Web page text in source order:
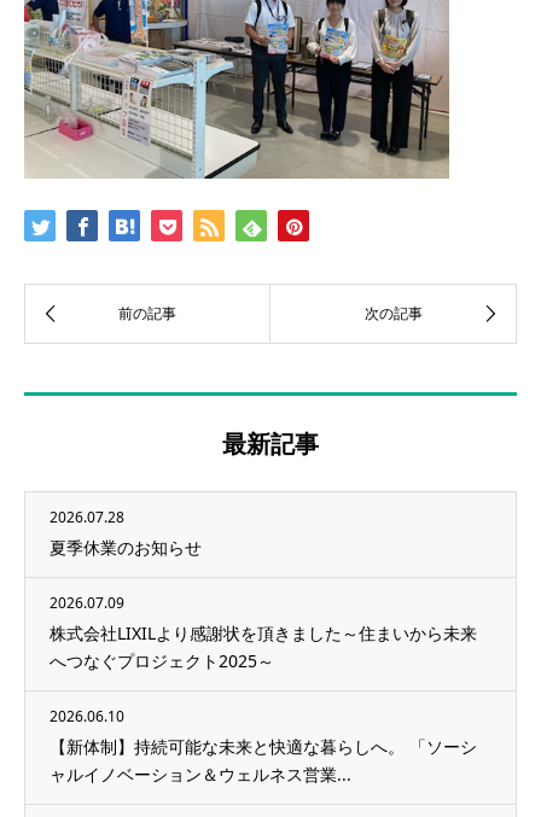
最新記事
2026.07.28
夏季休業のお知らせ
2026.07.09
株式会社LIXILより感謝状を頂きました～住まいから未来
へつなぐプロジェクト2025～
2026.06.10
【新体制】持続可能な未来と快適な暮らしへ。 「ソーシ
ャルイノベーション＆ウェルネス営業...